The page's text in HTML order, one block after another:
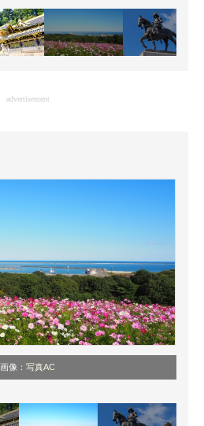
advertisement
画像： 写真AC